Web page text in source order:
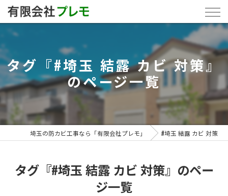
タグ『#埼玉 結露 カビ 対策』
のページ一覧
埼玉の防カビ工事なら「有限会社プレモ」 #埼玉 結露 カビ 対策
タグ『#埼玉 結露 カビ 対策』のペー
ジ一覧